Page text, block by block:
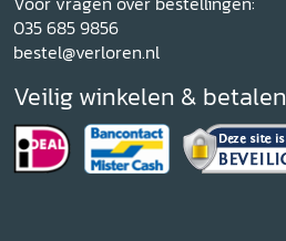
035 685 9856
bestel@verloren.nl
Veilig winkelen & betalen